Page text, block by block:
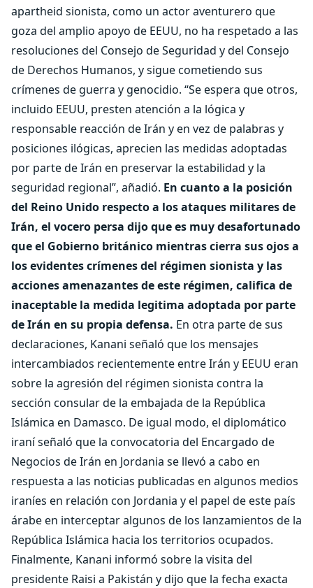
apartheid sionista, como un actor aventurero que
goza del amplio apoyo de EEUU, no ha respetado a las
resoluciones del Consejo de Seguridad y del Consejo
de Derechos Humanos, y sigue cometiendo sus
crímenes de guerra y genocidio. “Se espera que otros,
incluido EEUU, presten atención a la lógica y
responsable reacción de Irán y en vez de palabras y
posiciones ilógicas, aprecien las medidas adoptadas
por parte de Irán en preservar la estabilidad y la
seguridad regional”, añadió. En cuanto a la posición
del Reino Unido respecto a los ataques militares de
Irán, el vocero persa dijo que es muy desafortunado
que el Gobierno británico mientras cierra sus ojos a
los evidentes crímenes del régimen sionista y las
acciones amenazantes de este régimen, califica de
inaceptable la medida legitima adoptada por parte
de Irán en su propia defensa. En otra parte de sus
declaraciones, Kanani señaló que los mensajes
intercambiados recientemente entre Irán y EEUU eran
sobre la agresión del régimen sionista contra la
sección consular de la embajada de la República
Islámica en Damasco. De igual modo, el diplomático
iraní señaló que la convocatoria del Encargado de
Negocios de Irán en Jordania se llevó a cabo en
respuesta a las noticias publicadas en algunos medios
iraníes en relación con Jordania y el papel de este país
árabe en interceptar algunos de los lanzamientos de la
República Islámica hacia los territorios ocupados.
Finalmente, Kanani informó sobre la visita del
presidente Raisi a Pakistán y dijo que la fecha exacta